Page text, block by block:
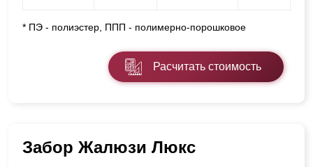
* ПЭ - полиэстер, ППП - полимерно-порошковое
Расчитать стоимость
Забор Жалюзи Люкс